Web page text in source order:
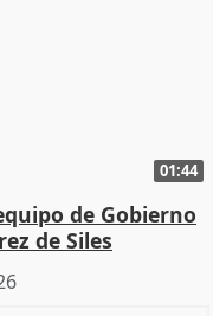
01:44
de Gobierno
de Siles